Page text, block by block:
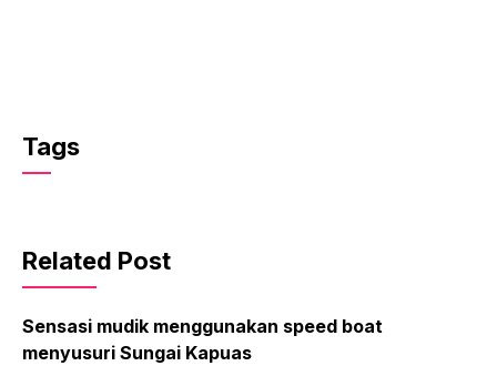
Tags
Related Post
Sensasi mudik menggunakan speed boat
menyusuri Sungai Kapuas